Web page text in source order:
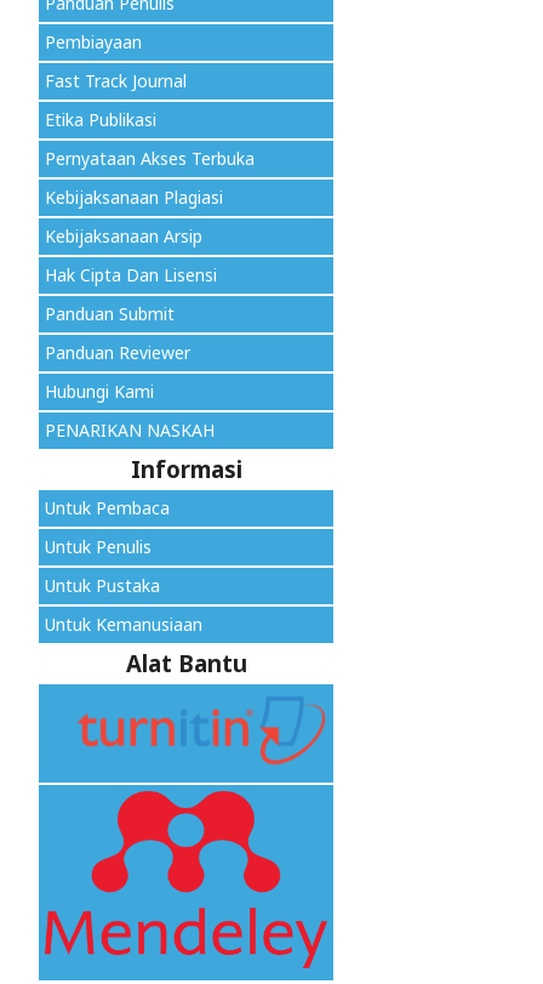
Pembiayaan
Fast Track Journal
Etika Publikasi
Pernyataan Akses Terbuka
Kebijaksanaan Plagiasi
Kebijaksanaan Arsip
Hak Cipta Dan Lisensi
Panduan Submit
Panduan Reviewer
Hubungi Kami
PENARIKAN NASKAH
Informasi
Untuk Pembaca
Untuk Penulis
Untuk Pustaka
Untuk Kemanusiaan
Alat Bantu